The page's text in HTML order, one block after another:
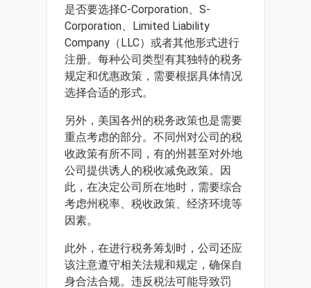
是否要选择C-Corporation、S-
Corporation、Limited Liability
Company（LLC）或者其他形式进行
注册。每种公司类型有其独特的税务
规定和优惠政策，需要根据具体情况
选择合适的形式。
另外，美国各州的税务政策也是需要
重点考虑的部分。不同州对公司的税
收政策有所不同，有的州甚至对外地
公司提供诱人的税收减免政策。因
此，在决定公司所在地时，需要综合
考虑州税率、税收政策、经济环境等
因素。
此外，在进行税务筹划时，公司还应
该注意遵守相关法规和规定，确保自
身合法合规。违反税法可能导致罚